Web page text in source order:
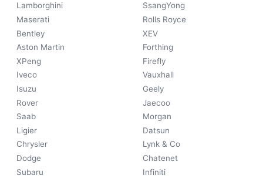
Lamborghini
Maserati
Bentley
Aston Martin
XPeng
Iveco
Isuzu
Rover
Saab
Ligier
Chrysler
Dodge
Subaru
SsangYong
Rolls Royce
XEV
Forthing
Firefly
Vauxhall
Geely
Jaecoo
Morgan
Datsun
Lynk & Co
Chatenet
Infiniti